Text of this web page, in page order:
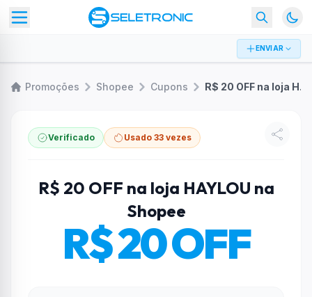
ENVIAR
Promoções Shopee Cupons R$ 20 OFF na loja HAYLOU na Shopee
Verificado Usado 33 vezes
R$ 20 OFF na loja HAYLOU na
Shopee
R$ 20 OFF